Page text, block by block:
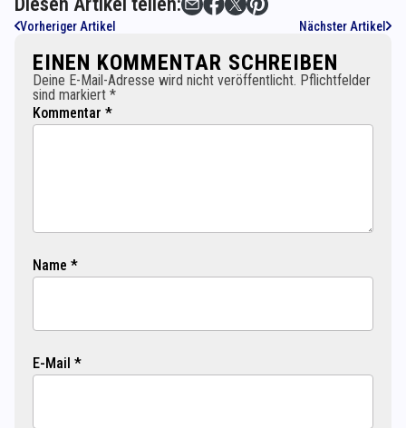
Vorheriger Artikel Nächster Artikel
EINEN KOMMENTAR SCHREIBEN
Deine E-Mail-Adresse wird nicht veröffentlicht. Pflichtfelder
sind markiert *
Kommentar *
Name *
E-Mail *